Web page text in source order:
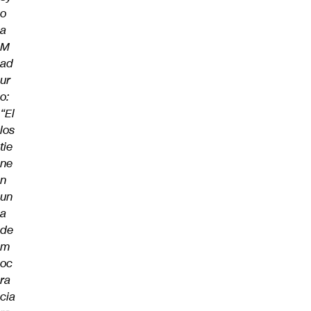
o
a
M
ad
ur
o:
“El
los
tie
ne
n
un
a
de
m
oc
ra
cia